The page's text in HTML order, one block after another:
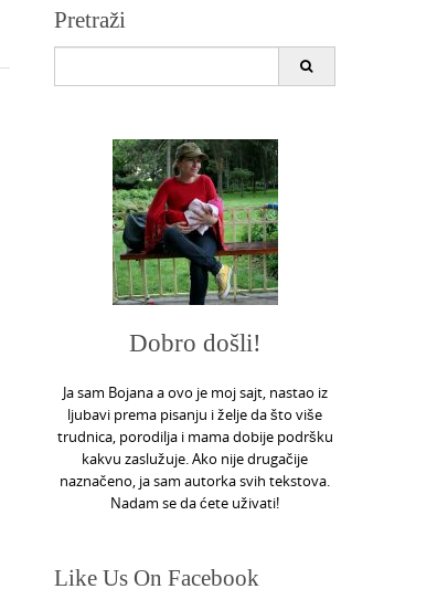
Pretraži
Dobro došli!
Ja sam Bojana a ovo je moj sajt, nastao iz
ljubavi prema pisanju i želje da što više
trudnica, porodilja i mama dobije podršku
kakvu zaslužuje. Ako nije drugačije
naznačeno, ja sam autorka svih tekstova.
Nadam se da ćete uživati!
Like Us On Facebook